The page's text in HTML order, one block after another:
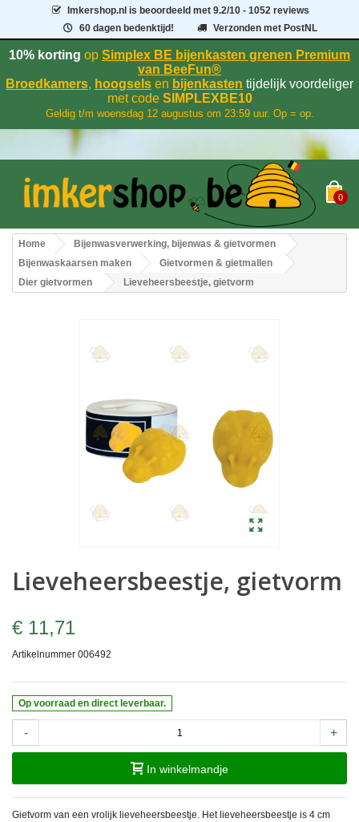
Imkershop.nl is beoordeeld met9.2/10 - 1052 reviews
60 dagen bedenktijd!
Verzonden met PostNL
10% korting op Simplex BE bijenkasten grenen Premium
van BeeFun®
Broedkamers, hoogsels en bijenkasten tijdelijk voordeliger
met codeSIMPLEXBE10
Geldig t/m woensdag 12 augustus om 23:59 uur. Op = op.
0
Home
Bijenwasverwerking, bijenwas & gietvormen
Bijenwaskaarsen maken
Gietvormen & gietmallen
Dier gietvormen
Lieveheersbeestje, gietvorm
Lieveheersbeestje, gietvorm
€ 11,71
Artikelnummer 006492
Op voorraad en direct leverbaar.
- +
In winkelmandje
Gietvorm van een vrolijk lieveheersbeestje. Het lieveheersbeestje is 4 cm